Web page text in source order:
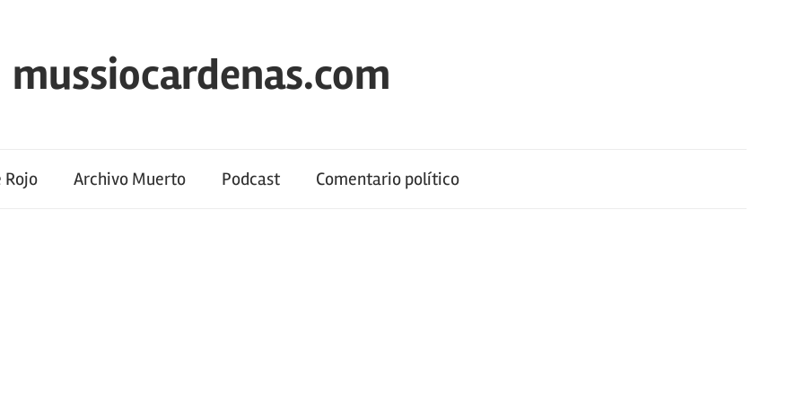
mussiocardenas.com
Archivo Muerto Podcast Comentario político